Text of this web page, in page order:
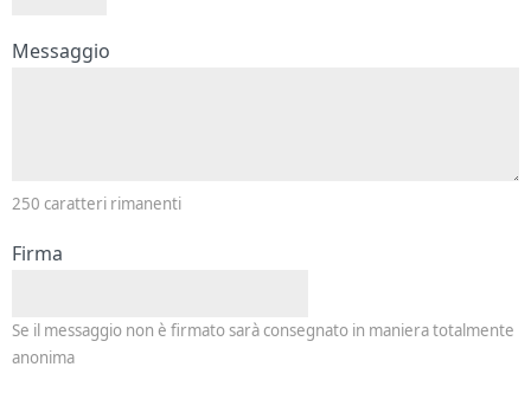
Messaggio e firma
Messaggio
250 caratteri rimanenti
Firma
Se il messaggio non è firmato sarà consegnato in maniera totalmente
anonima